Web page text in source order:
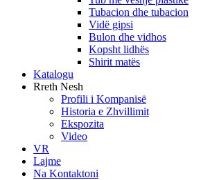
Tubacion dhe tubacion
Vidë gipsi
Bulon dhe vidhos
Kopsht lidhës
Shirit matës
Katalogu
Rreth Nesh
Profili i Kompanisë
Historia e Zhvillimit
Ekspozita
Video
VR
Lajme
Na Kontaktoni